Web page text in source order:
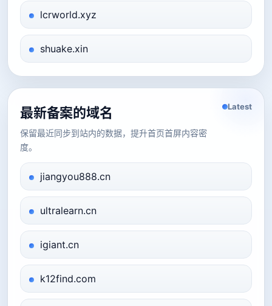
lcrworld.xyz
shuake.xin
最新备案的域名
保留最近同步到站内的数据，提升首页首屏内容密
度。
Latest
jiangyou888.cn
ultralearn.cn
igiant.cn
k12find.com